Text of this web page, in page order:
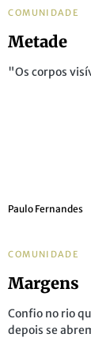
COMUNIDADE
Metade
"Os corpos
Paulo Fernandes
COMUNIDADE
Margens
Confio no rio
depois se